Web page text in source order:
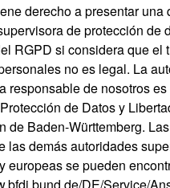
derecho a presentar una
de protección de
RGPD si considera que el
no es legal. La
responsable de nosotros
de Datos y
de Baden-Württemberg.
las demás autoridades
europeas se pueden
DE/Service/